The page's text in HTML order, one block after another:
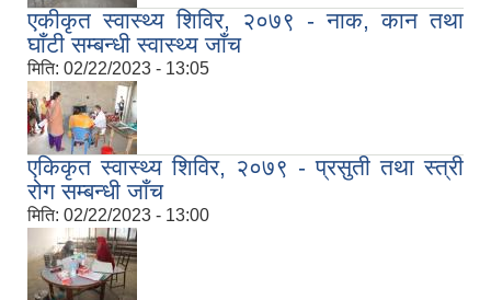
एकीकृत स्वास्थ्य शिविर, २०७९ - नाक, कान तथा
घाँटी सम्बन्धी स्वास्थ्य जाँच
मिति: 02/22/2023 - 13:05
एकिकृत स्वास्थ्य शिविर, २०७९ - प्रसुती तथा स्त्री
रोग सम्बन्धी जाँच
मिति: 02/22/2023 - 13:00